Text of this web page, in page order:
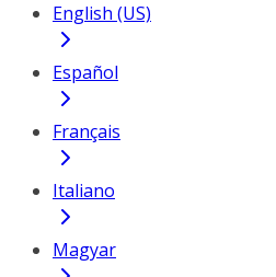
English (US)
Español
Français
Italiano
Magyar